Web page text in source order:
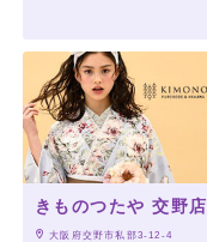
きものつたや 交野店
大阪府交野市私部3-12-4